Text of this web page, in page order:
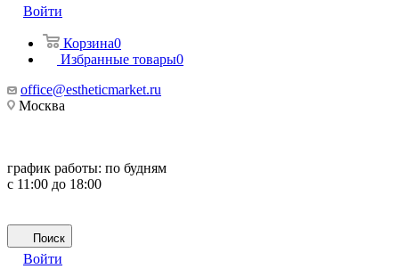
Войти
Корзина0
Избранные товары0
office@estheticmarket.ru
Москва
график работы: по будням
с 11:00 до 18:00
Поиск
Войти